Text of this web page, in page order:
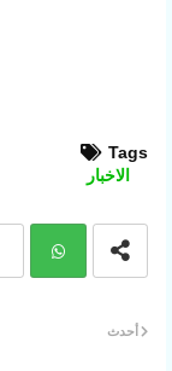
Tags
الاخبار
أحدث